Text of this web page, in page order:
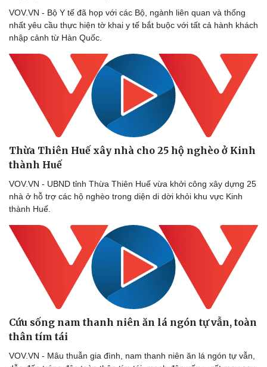
VOV.VN - Bộ Y tế đã họp với các Bộ, ngành liên quan và thống
nhất yêu cầu thực hiện tờ khai y tế bắt buộc với tất cả hành khách
nhập cảnh từ Hàn Quốc.
Thừa Thiên Huế xây nhà cho 25 hộ nghèo ở Kinh
thành Huế
VOV.VN - UBND tỉnh Thừa Thiên Huế vừa khởi công xây dựng 25
nhà ở hỗ trợ các hộ nghèo trong diện di dời khỏi khu vực Kinh
thành Huế.
Cứu sống nam thanh niên ăn lá ngón tự vẫn, toàn
thân tím tái
VOV.VN - Mâu thuẫn gia đình, nam thanh niên ăn lá ngón tự vẫn,